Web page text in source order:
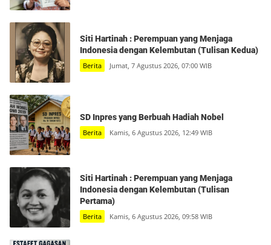
Siti Hartinah : Perempuan yang Menjaga
Indonesia dengan Kelembutan (Tulisan Kedua)
Berita Jumat, 7 Agustus 2026, 07:00 WIB
SD Inpres yang Berbuah Hadiah Nobel
Berita Kamis, 6 Agustus 2026, 12:49 WIB
Siti Hartinah : Perempuan yang Menjaga
Indonesia dengan Kelembutan (Tulisan
Pertama)
Berita Kamis, 6 Agustus 2026, 09:58 WIB